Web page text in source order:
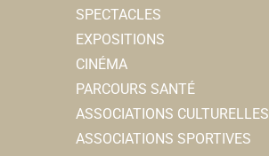
SPECTACLES
EXPOSITIONS
CINÉMA
PARCOURS SANTÉ
ASSOCIATIONS CULTURELLES
ASSOCIATIONS SPORTIVES